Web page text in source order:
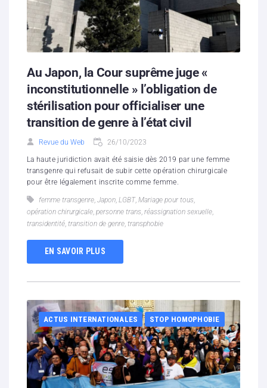
Au Japon, la Cour suprême juge «
inconstitutionnelle » l’obligation de
stérilisation pour officialiser une
transition de genre à l’état civil
Revue du Web 26/10/2023
La haute juridiction avait été saisie dès 2019 par une femme
transgenre qui refusait de subir cette opération chirurgicale
pour être légalement inscrite comme femme.
femme transgenre, Japon, LGBT, Mariage pour tous,
opération chirurgicale, personne trans, réassignation sexuelle,
transidentité, transition de genre, transphobie
EN SAVOIR PLUS
ACTUS INTERNATIONALES STOP HOMOPHOBIE